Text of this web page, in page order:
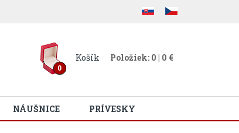
0
Košík Položiek: 0 | 0 €
NÁUŠNICE PRÍVESKY